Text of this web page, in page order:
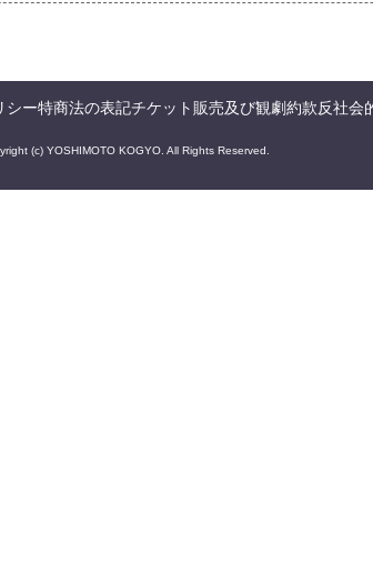
シー特商法の表記チケット販売及び観劇約款反社会
(c) YOSHIMOTO KOGYO. All Rights Reserved.